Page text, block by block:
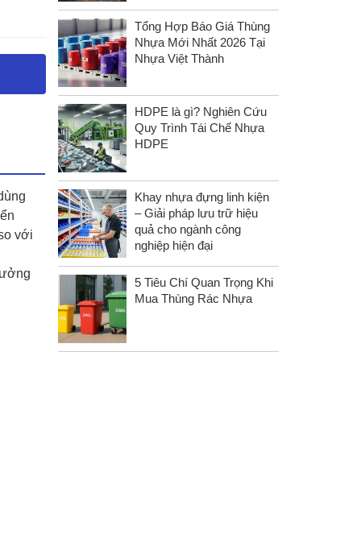
với
Tổng Hợp Báo Giá Thùng
Nhựa Mới Nhất 2026 Tại
Nhựa Việt Thành
HDPE là gì? Nghiên Cứu
Quy Trình Tái Chế Nhựa
HDPE
Khay nhựa đựng linh kiện
– Giải pháp lưu trữ hiệu
quả cho ngành công
nghiệp hiện đại
5 Tiêu Chí Quan Trọng Khi
Mua Thùng Rác Nhựa